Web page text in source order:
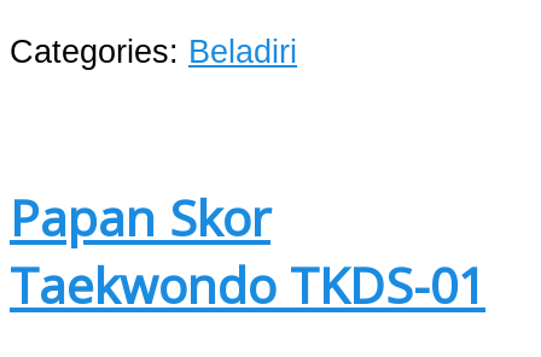
Categories: Beladiri
Papan Skor
Taekwondo TKDS-01